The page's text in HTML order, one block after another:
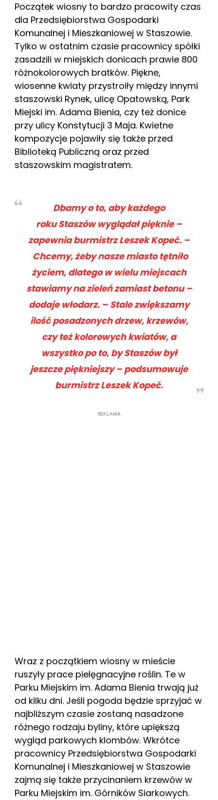
Początek wiosny to bardzo pracowity czas
dla Przedsiębiorstwa Gospodarki
Komunalnej i Mieszkaniowej w Staszowie.
Tylko w ostatnim czasie pracownicy spółki
zasadzili w miejskich donicach prawie 800
różnokolorowych bratków. Piękne,
wiosenne kwiaty przystroiły między innymi
staszowski Rynek, ulicę Opatowską, Park
Miejski im. Adama Bienia, czy też donice
przy ulicy Konstytucji 3 Maja. Kwietne
kompozycje pojawiły się także przed
Biblioteką Publiczną oraz przed
staszowskim magistratem.
Dbamy o to, aby każdego
roku Staszów wyglądał pięknie–
zapewnia burmistrz Leszek Kopeć. –
Chcemy, żeby nasze miasto tętniło
życiem, dlatego w wielu miejscach
stawiamy na zieleń zamiast betonu–
dodaje włodarz. – Stale zwiększamy
ilość posadzonych drzew, krzewów,
czy też kolorowych kwiatów, a
wszystko po to, by Staszów był
jeszcze piękniejszy– podsumowuje
burmistrz Leszek Kopeć.
REKLAMA
Wraz z początkiem wiosny w mieście
ruszyły prace pielęgnacyjne roślin. Te w
Parku Miejskim im. Adama Bienia trwają już
od kilku dni. Jeśli pogoda będzie sprzyjać w
najbliższym czasie zostaną nasadzone
różnego rodzaju byliny, które upiększą
wygląd parkowych klombów. Wkrótce
pracownicy Przedsiębiorstwa Gospodarki
Komunalnej i Mieszkaniowej w Staszowie
zajmą się także przycinaniem krzewów w
Parku Miejskim im. Górników Siarkowych.